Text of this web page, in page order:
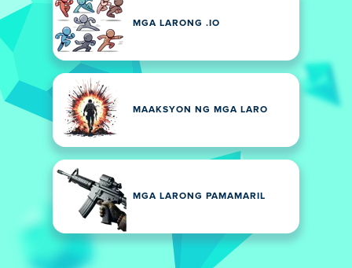
MGA LARONG .IO
MAAKSYON NG MGA LARO
MGA LARONG PAMAMARIL